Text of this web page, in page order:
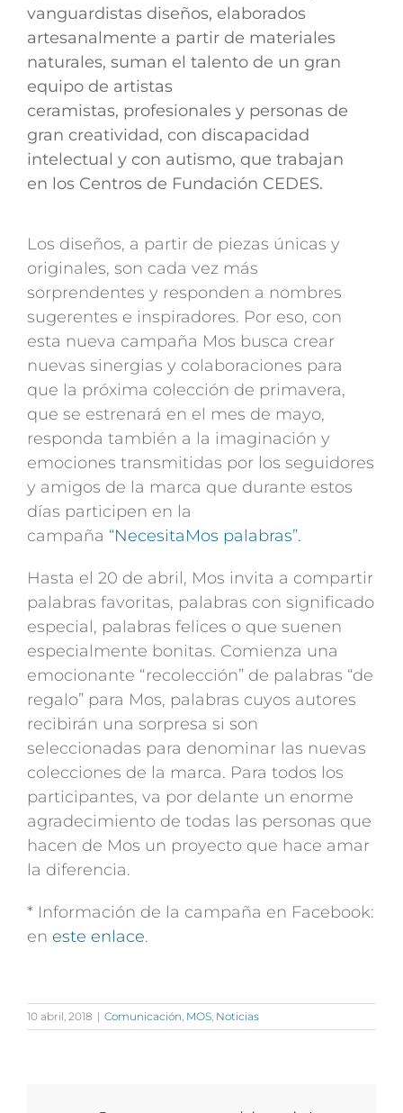
vanguardistas diseños, elaborados
artesanalmente a partir de materiales
naturales, suman el talento de un gran
equipo de artistas
ceramistas, profesionales y personas de
gran creatividad, con discapacidad
intelectual y con autismo, que trabajan
en los Centros de Fundación CEDES.
Los diseños, a partir de piezas únicas y
originales, son cada vez más
sorprendentes y responden a nombres
sugerentes e inspiradores. Por eso, con
esta nueva campaña Mos busca crear
nuevas sinergias y colaboraciones para
que la próxima colección de primavera,
que se estrenará en el mes de mayo,
responda también a la imaginación y
emociones transmitidas por los seguidores
y amigos de la marca que durante estos
días participen en la
campaña “NecesitaMos palabras”.
Hasta el 20 de abril, Mos invita a compartir
palabras favoritas, palabras con significado
especial, palabras felices o que suenen
especialmente bonitas. Comienza una
emocionante “recolección” de palabras “de
regalo” para Mos, palabras cuyos autores
recibirán una sorpresa si son
seleccionadas para denominar las nuevas
colecciones de la marca. Para todos los
participantes, va por delante un enorme
agradecimiento de todas las personas que
hacen de Mos un proyecto que hace amar
la diferencia.
* Información de la campaña en Facebook:
en este enlace.
10 abril, 2018 | Comunicación MOS Noticias